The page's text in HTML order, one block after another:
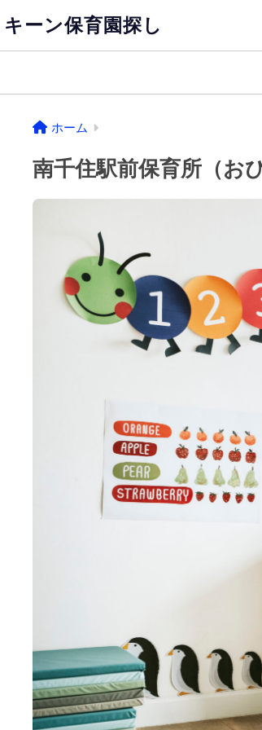
キーン保育園探し
ホーム
南千住駅前保育所（お